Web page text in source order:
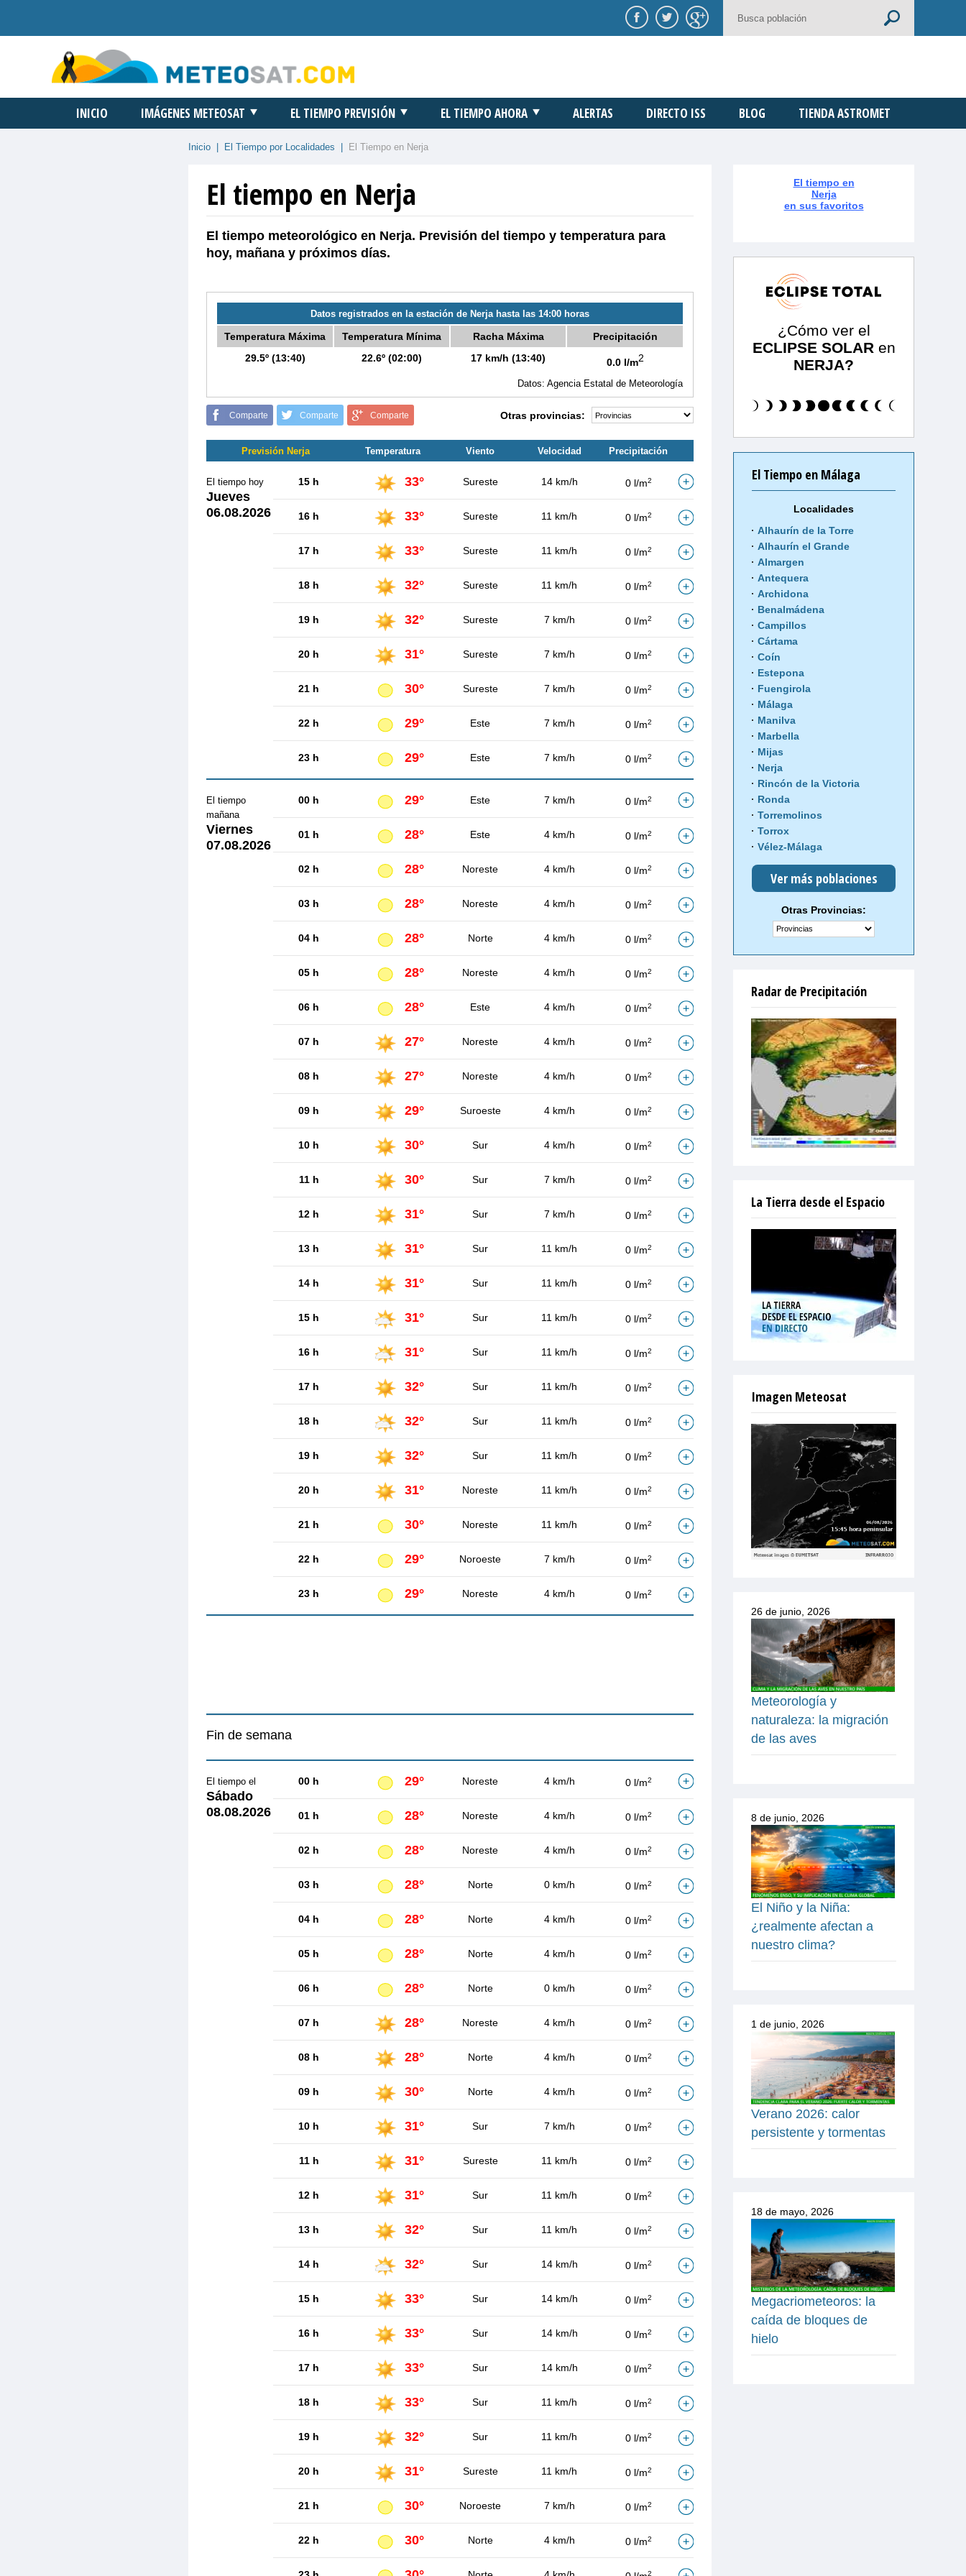
INICIO IMÁGENES METEOSAT EL TIEMPO PREVISIÓN EL TIEMPO AHORA ALERTAS DIRECTO ISS BLOG TIENDA ASTROMET
Inicio El Tiempo por Localidades El Tiempo en Nerja
El tiempo en Nerja
El tiempo meteorológico en Nerja. Previsión del tiempo y temperatura para
hoy, mañana y próximos días.
Datos registrados en la estación de Nerja hasta las 14:00 horas
Temperatura Máxima
29.5º (13:40)
Temperatura Mínima
22.6º (02:00)
Racha Máxima
17 km/h (13:40)
Precipitación
0.0 l/m2
Datos: Agencia Estatal de Meteorología
Comparte Comparte Comparte Otras provincias:
Previsión Nerja Temperatura Viento Velocidad Precipitación
El tiempo hoy
Jueves
06.08.2026
15 h 33° Sureste 14 km/h 0 l/m2
16 h 33° Sureste 11 km/h 0 l/m2
17 h 33° Sureste 11 km/h 0 l/m2
18 h 32° Sureste 11 km/h 0 l/m2
19 h 32° Sureste 7 km/h 0 l/m2
20 h 31° Sureste 7 km/h 0 l/m2
21 h 30° Sureste 7 km/h 0 l/m2
22 h 29° Este 7 km/h 0 l/m2
23 h 29° Este 7 km/h 0 l/m2
El tiempo
mañana
Viernes
07.08.2026
00 h 29° Este 7 km/h 0 l/m2
01 h 28° Este 4 km/h 0 l/m2
02 h 28° Noreste 4 km/h 0 l/m2
03 h 28° Noreste 4 km/h 0 l/m2
04 h 28° Norte 4 km/h 0 l/m2
05 h 28° Noreste 4 km/h 0 l/m2
06 h 28° Este 4 km/h 0 l/m2
07 h 27° Noreste 4 km/h 0 l/m2
08 h 27° Noreste 4 km/h 0 l/m2
09 h 29° Suroeste 4 km/h 0 l/m2
10 h 30° Sur 4 km/h 0 l/m2
11 h 30° Sur 7 km/h 0 l/m2
12 h 31° Sur 7 km/h 0 l/m2
13 h 31° Sur 11 km/h 0 l/m2
14 h 31° Sur 11 km/h 0 l/m2
15 h 31° Sur 11 km/h 0 l/m2
16 h 31° Sur 11 km/h 0 l/m2
17 h 32° Sur 11 km/h 0 l/m2
18 h 32° Sur 11 km/h 0 l/m2
19 h 32° Sur 11 km/h 0 l/m2
20 h 31° Noreste 11 km/h 0 l/m2
21 h 30° Noreste 11 km/h 0 l/m2
22 h 29° Noroeste 7 km/h 0 l/m2
23 h 29° Noreste 4 km/h 0 l/m2
Fin de semana
El tiempo el
Sábado
08.08.2026
00 h 29° Noreste 4 km/h 0 l/m2
01 h 28° Noreste 4 km/h 0 l/m2
02 h 28° Noreste 4 km/h 0 l/m2
03 h 28° Norte 0 km/h 0 l/m2
04 h 28° Norte 4 km/h 0 l/m2
05 h 28° Norte 4 km/h 0 l/m2
06 h 28° Norte 0 km/h 0 l/m2
07 h 28° Noreste 4 km/h 0 l/m2
08 h 28° Norte 4 km/h 0 l/m2
09 h 30° Norte 4 km/h 0 l/m2
10 h 31° Sur 7 km/h 0 l/m2
11 h 31° Sureste 11 km/h 0 l/m2
12 h 31° Sur 11 km/h 0 l/m2
13 h 32° Sur 11 km/h 0 l/m2
14 h 32° Sur 14 km/h 0 l/m2
15 h 33° Sur 14 km/h 0 l/m2
16 h 33° Sur 14 km/h 0 l/m2
17 h 33° Sur 14 km/h 0 l/m2
18 h 33° Sur 11 km/h 0 l/m2
19 h 32° Sur 11 km/h 0 l/m2
20 h 31° Sureste 11 km/h 0 l/m2
21 h 30° Noroeste 7 km/h 0 l/m2
22 h 30° Norte 4 km/h 0 l/m2
2
El tiempo en
Nerja
en sus favoritos
¿Cómo ver el
ECLIPSE SOLAR en
NERJA?
El Tiempo en Málaga
Localidades
Alhaurín de la Torre
Alhaurín el Grande
Almargen
Antequera
Archidona
Benalmádena
Campillos
Cártama
Coín
Estepona
Fuengirola
Málaga
Manilva
Marbella
Mijas
Nerja
Rincón de la Victoria
Ronda
Torremolinos
Torrox
Vélez-Málaga
Ver más poblaciones
Otras Provincias:
Radar de Precipitación
La Tierra desde el Espacio
Imagen Meteosat
26 de junio, 2026
Meteorología y
naturaleza: la migración
de las aves
8 de junio, 2026
El Niño y la Niña:
¿realmente afectan a
nuestro clima?
1 de junio, 2026
Verano 2026: calor
persistente y tormentas
18 de mayo, 2026
Megacriometeoros: la
caída de bloques de
hielo